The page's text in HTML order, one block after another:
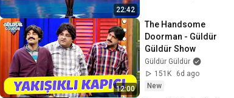
22:42
12:00
The Handsome
Doorman - Güldür
Güldür Show
Güldür Güldür
151K
6d ago
New